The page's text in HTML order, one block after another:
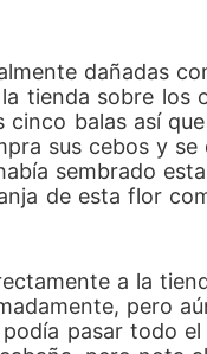
dañadas
tienda sobre los
balas así
sus cebos y se
sembrado
de esta flor
a la
pero
pasar todo